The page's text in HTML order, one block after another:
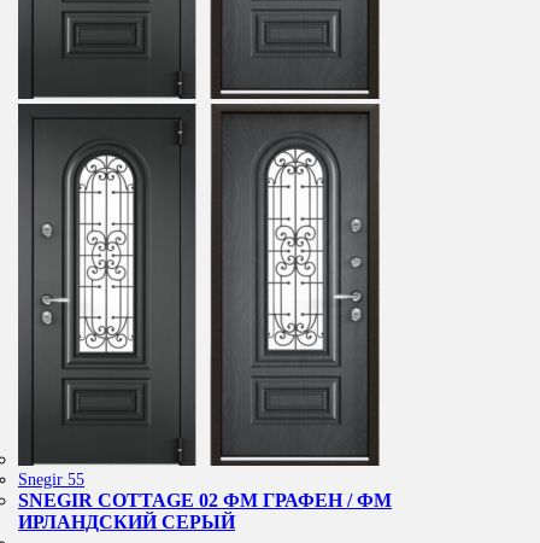
Snegir 55
SNEGIR COTTAGE 02 ФМ ГРАФЕН / ФМ
ИРЛАНДСКИЙ СЕРЫЙ